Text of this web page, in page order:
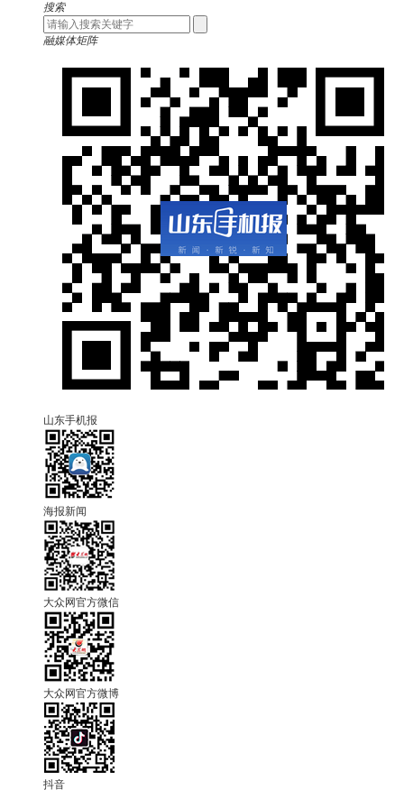
搜索
融媒体矩阵
山东手机报
海报新闻
大众网官方微信
大众网官方微博
抖音